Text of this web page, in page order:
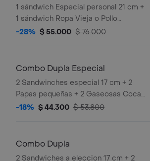
1 sándwich Especial personal 21 cm +
1 sándwich Ropa Vieja o Pollo
personal 21 cm+ 2 limonadas de 16 oz
-28% $ 55.000 $ 76.000
Combo Dupla Especial
2 Sandwinches especial 17 cm + 2
Papas pequeñas + 2 Gaseosas Coca
Cola 400ml.
-18% $ 44.300 $ 53.800
Combo Dupla
2 Sandwiches a eleccion 17 cm + 2